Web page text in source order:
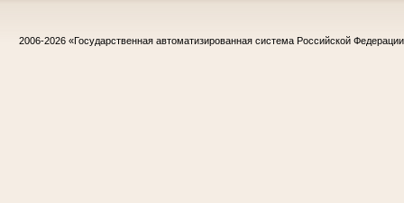
2006-2026 «Государственная автоматизированная система Российской